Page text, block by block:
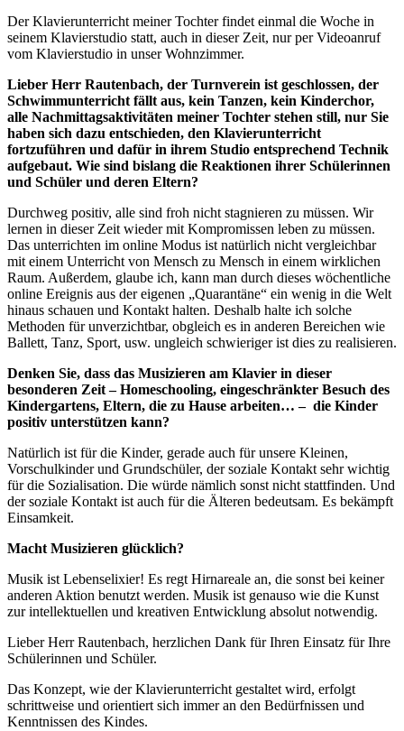
Der Klavierunterricht meiner Tochter findet einmal die Woche in
seinem Klavierstudio statt, auch in dieser Zeit, nur per Videoanruf
vom Klavierstudio in unser Wohnzimmer.
Lieber Herr Rautenbach, der Turnverein ist geschlossen, der
Schwimmunterricht fällt aus, kein Tanzen, kein Kinderchor,
alle Nachmittagsaktivitäten meiner Tochter stehen still, nur Sie
haben sich dazu entschieden, den Klavierunterricht
fortzuführen und dafür in ihrem Studio entsprechend Technik
aufgebaut. Wie sind bislang die Reaktionen ihrer Schülerinnen
und Schüler und deren Eltern?
Durchweg positiv, alle sind froh nicht stagnieren zu müssen. Wir
lernen in dieser Zeit wieder mit Kompromissen leben zu müssen.
Das unterrichten im online Modus ist natürlich nicht vergleichbar
mit einem Unterricht von Mensch zu Mensch in einem wirklichen
Raum. Außerdem, glaube ich, kann man durch dieses wöchentliche
online Ereignis aus der eigenen „Quarantäne“ ein wenig in die Welt
hinaus schauen und Kontakt halten. Deshalb halte ich solche
Methoden für unverzichtbar, obgleich es in anderen Bereichen wie
Ballett, Tanz, Sport, usw. ungleich schwieriger ist dies zu realisieren.
Denken Sie, dass das Musizieren am Klavier in dieser
besonderen Zeit – Homeschooling, eingeschränkter Besuch des
Kindergartens, Eltern, die zu Hause arbeiten… – die Kinder
positiv unterstützen kann?
Natürlich ist für die Kinder, gerade auch für unsere Kleinen,
Vorschulkinder und Grundschüler, der soziale Kontakt sehr wichtig
für die Sozialisation. Die würde nämlich sonst nicht stattfinden. Und
der soziale Kontakt ist auch für die Älteren bedeutsam. Es bekämpft
Einsamkeit.
Macht Musizieren glücklich?
Musik ist Lebenselixier! Es regt Hirnareale an, die sonst bei keiner
anderen Aktion benutzt werden. Musik ist genauso wie die Kunst
zur intellektuellen und kreativen Entwicklung absolut notwendig.
Lieber Herr Rautenbach, herzlichen Dank für Ihren Einsatz für Ihre
Schülerinnen und Schüler.
Das Konzept, wie der Klavierunterricht gestaltet wird, erfolgt
schrittweise und orientiert sich immer an den Bedürfnissen und
Kenntnissen des Kindes.